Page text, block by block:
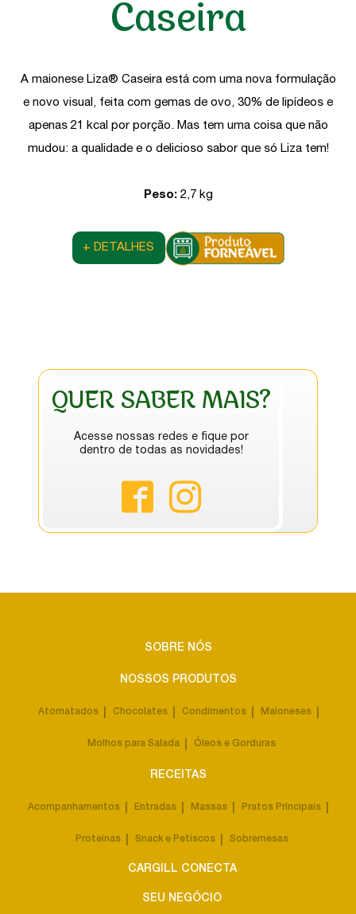
Caseira
A maionese Liza® Caseira está com uma nova formulação
e novo visual, feita com gemas de ovo, 30% de lipídeos e
apenas 21 kcal por porção. Mas tem uma coisa que não
mudou: a qualidade e o delicioso sabor que só Liza tem!
Peso:2,7 kg
+ DETALHES
QUER SABER MAIS?
Acesse nossas redes e fique por
dentro de todas as novidades!
SOBRE NÓS
NOSSOS PRODUTOS
Atomatados Chocolates Condimentos Maioneses
Molhos para Salada Óleos e Gorduras
RECEITAS
Acompanhamentos Entradas Massas Pratos Principais
Proteínas Snack e Petiscos Sobremesas
CARGILL CONECTA
SEU NEGÓCIO